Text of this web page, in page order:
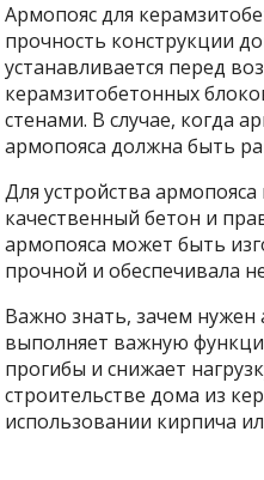
Армопояс для
прочность конструкции
устанавливается перед
керамзитобетонных
стенами. В случае, когда
армопояса должна быть
Для устройства
качественный бетон и
армопояса может быть
прочной и обеспечивала
Важно знать, зачем нужен
выполняет важную
прогибы и снижает
строительстве дома из
использовании кирпича